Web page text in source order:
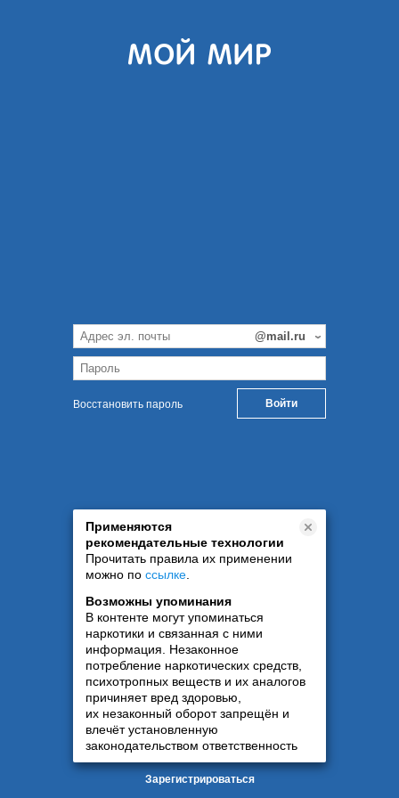
Восстановить пароль
Применяются
рекомендательные технологии
Прочитать правила их применении
можно по ссылке
Возможны упоминания
В контенте могут упоминаться
наркотики и связанная с ними
информация. Незаконное
потребление наркотических средств,
психотропных веществ и их аналогов
причиняет вред здоровью,
их незаконный оборот запрещён и
влечёт установленную
законодательством ответственность
Зарегистрироваться